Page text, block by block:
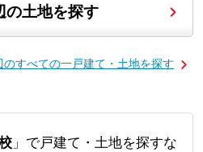
の土地を探す
のすべての一戸建て・土地を探す
」で戸建て・土地を探すな